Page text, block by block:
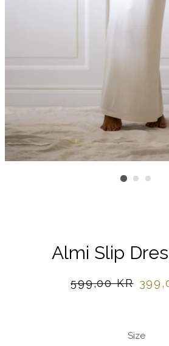
Almi Slip
Normalpris
599,00 KR
Size